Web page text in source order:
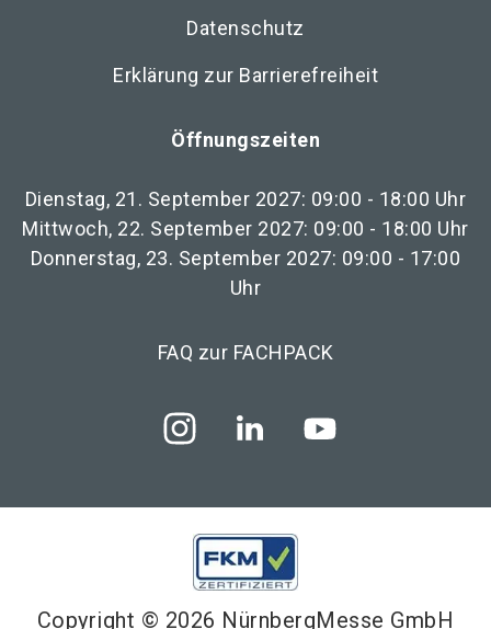
Datenschutz
Erklärung zur Barrierefreiheit
Öffnungszeiten
Dienstag, 21. September 2027: 09:00 - 18:00 Uhr
Mittwoch, 22. September 2027: 09:00 - 18:00 Uhr
Donnerstag, 23. September 2027: 09:00 - 17:00
Uhr
FAQ zur FACHPACK
Copyright © 2026 NürnbergMesse GmbH